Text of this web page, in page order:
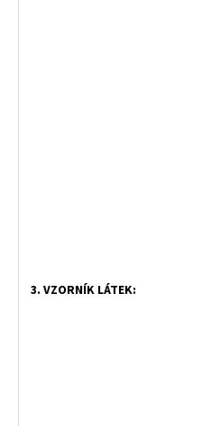
3. VZORNÍK LÁTEK: